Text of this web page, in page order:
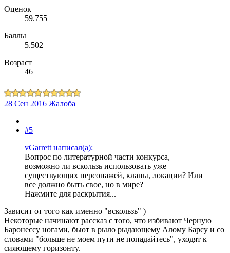
Оценок
59.755
Баллы
5.502
Возраст
46
28 Сен 2016 Жалоба
#5
vGarrett написал(а):
Вопрос по литературной части конкурса,
возможно ли вскользь использовать уже
существующих персонажей, кланы, локации? Или
все должно быть свое, но в мире?
Нажмите для раскрытия...
Зависит от того как именно "вскользь" )
Некоторые начинают рассказ с того, что избивают Черную
Баронессу ногами, бьют в рыло рыдающему Алому Барсу и со
словами "больше не моем пути не попадайтесь", уходят к
сияющему горизонту.